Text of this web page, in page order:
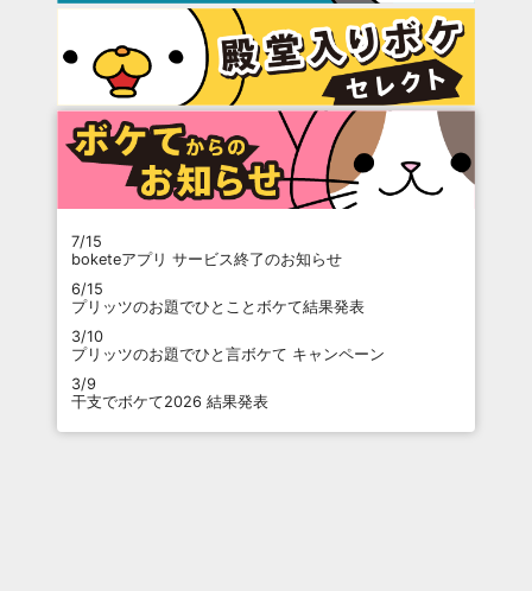
7/15
boketeアプリ サービス終了のお知らせ
6/15
プリッツのお題でひとことボケて結果発表
3/10
プリッツのお題でひと言ボケて キャンペーン
3/9
干支でボケて2026 結果発表